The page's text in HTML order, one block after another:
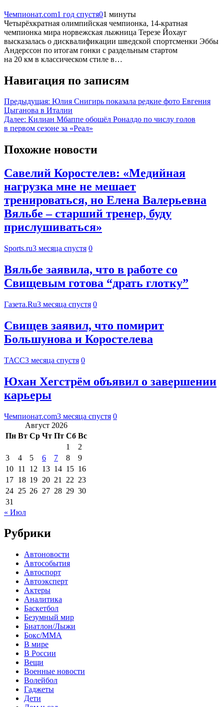
Чемпионат.com1 год спустя01 минуты
Четырёхкратная олимпийская чемпионка, 14-кратная
чемпионка мира норвежская лыжница Терезе Йохауг
высказалась о дисквалификации шведской спортсменки Эббы
Андерссон по итогам гонки с раздельным стартом
на 20 км в классическом стиле в…
Навигация по записям
Предыдущая: Юлия Снигирь показала редкие фото Евгения
Цыганова в Италии
Далее: Килиан Мбаппе обошёл Роналдо по числу голов
в первом сезоне за «Реал»
Похожие новости
Савелий Коростелев: «Медийная
нагрузка мне не мешает
тренироваться, но Елена Валерьевна
Вяльбе – старший тренер, буду
прислушиваться»
Sports.ru3 месяца спустя 0
Вяльбе заявила, что в работе со
Свищевым готова “драть глотку”
Газета.Ru3 месяца спустя 0
Свищев заявил, что помирит
Большунова и Коростелева
ТАСС3 месяца спустя 0
Юхан Хегстрём объявил о завершении
карьеры
Чемпионат.com3 месяца спустя 0
Август 2026
Пн Вт Ср Чт Пт Сб Вс
1
2
3
4 5 6 7 8
9
10 11 12 13 14 15 16
17 18 19 20 21 22 23
24 25 26 27 28 29 30
31
« Июл
Рубрики
Автоновости
Автособытия
Автоспорт
Автоэксперт
Актеры
Аналитика
Баскетбол
Безумный мир
Биатлон/Лыжи
Бокс/MMA
В мире
В России
Вещи
Военные новости
Волейбол
Гаджеты
Дети